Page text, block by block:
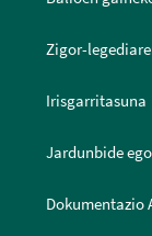
Zigor-
Irisgarritasuna
Jardunbide
Dokumentazio